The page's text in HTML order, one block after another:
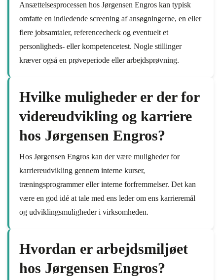
Ansættelsesprocessen hos Jørgensen Engros kan typisk
omfatte en indledende screening af ansøgningerne, en eller
flere jobsamtaler, referencecheck og eventuelt et
personligheds- eller kompetencetest. Nogle stillinger
kræver også en prøveperiode eller arbejdsprøvning.
Hvilke muligheder er der for
videreudvikling og karriere
hos Jørgensen Engros?
Hos Jørgensen Engros kan der være muligheder for
karriereudvikling gennem interne kurser,
træningsprogrammer eller interne forfremmelser. Det kan
være en god idé at tale med ens leder om ens karrieremål
og udviklingsmuligheder i virksomheden.
Hvordan er arbejdsmiljøet
hos Jørgensen Engros?